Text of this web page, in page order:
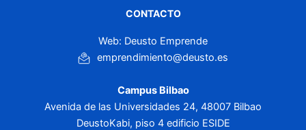
CONTACTO
Web: Deusto Emprende
emprendimiento@deusto.es
Campus Bilbao
Avenida de las Universidades 24, 48007 Bilbao
DeustoKabi, piso 4 edificio ESIDE